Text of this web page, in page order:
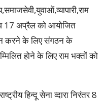
17 अप्रैल को आयोजित
करने के लिए संगठन के
होने के लिए राम भक्तों को
हिन्दू सेना व्दारा निरंतर 8